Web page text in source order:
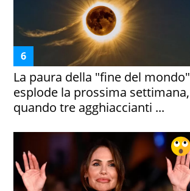
La paura della "fine del mondo"
esplode la prossima settimana,
quando tre agghiaccianti ...